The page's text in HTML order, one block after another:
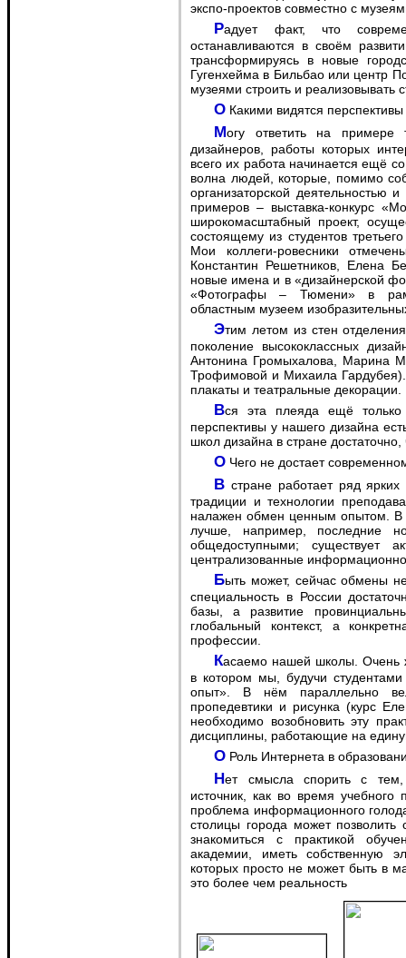
экспо-проектов совместно с
Радует факт, что современные провинциальные музеи России не
останавливаются в своём
трансформируясь в новые
Гугенхейма в Бильбао или центр
музеями строить и реализовывать
O Какими видятся
Могу ответить на примере тюменской ситуации. У нас много молодых
дизайнеров, работы которых
всего их работа начинается ещё
волна людей, которые, помимо
организаторской
примеров – выставка-конкурс
широкомасштабный проект,
состоящему из студентов
Мои коллеги-ровесники
Константин Решетников, Елена
новые имена и в «дизайнерской
«Фотографы – Тюмени» в
областным музеем
Этим летом из стен отделения дизайна тюменского колледжа искусств вышло
поколение высококлассных
Антонина Громыхалова, Марина
Трофимовой и Михаила
плакаты и театральные декорации.
Вся эта плеяда ещё только взяла свой старт, так что мне кажется, что
перспективы у нашего дизайна
школ дизайна в стране
O Чего не достает
В стране работает ряд ярких школ дизайна, внутри которых сложились свои
традиции и технологии
налажен обмен ценным опытом. В
лучше, например, последние
общедоступными; существует
централизованные
Быть может, сейчас обмены не так развиты в сфере дизайна оттого, что сама
специальность в России
базы, а развитие
глобальный контекст, а
профессии.
Касаемо нашей школы. Очень жаль, что сейчас приостановлен один из курсов,
в котором мы, будучи
опыт». В нём параллельно
пропедевтики и рисунка (курс
необходимо возобновить эту
дисциплины, работающие на
O Роль Интернета в
Нет смысла спорить с тем, что сеть – незаменимый информационный
источник, как во время учебного
проблема информационного
столицы города может позволить
знакомиться с практикой
академии, иметь собственную
которых просто не может быть в
это более чем реальность